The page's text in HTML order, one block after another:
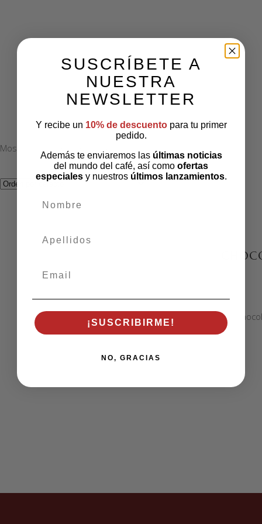
Mostrando el único resultado
SUSCRÍBETE A
NUESTRA
NEWSLETTER
Y recibe un 10% de descuentopara tu primer
pedido.
Además te enviaremos las últimas noticias
del mundo del café, así como ofertas
especialesy nuestros últimos lanzamientos.
¡SUSCRIBIRME!
NO, GRACIAS